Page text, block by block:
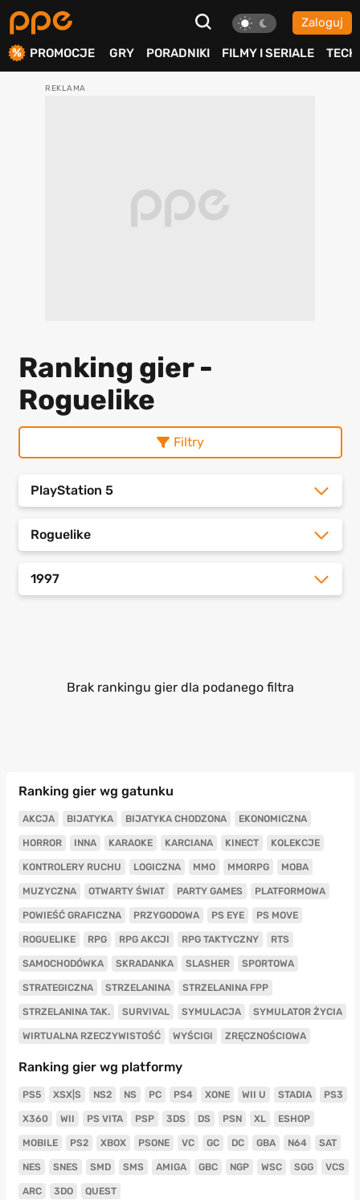
Zaloguj
PROMOCJE GRY PORADNIKI FILMY I SERIALE TECH
Ranking gier -
Roguelike
Filtry
PlayStation 5
Roguelike
1997
Brak rankingu gier dla podanego filtra
Ranking gier wg gatunku
AKCJA BIJATYKA BIJATYKA CHODZONA EKONOMICZNA
HORROR INNA KARAOKE KARCIANA KINECT KOLEKCJE
KONTROLERY RUCHU LOGICZNA MMO MMORPG MOBA
MUZYCZNA OTWARTY ŚWIAT PARTY GAMES PLATFORMOWA
POWIEŚĆ GRAFICZNA PRZYGODOWA PS EYE PS MOVE
ROGUELIKE RPG RPG AKCJI RPG TAKTYCZNY RTS
SAMOCHODÓWKA SKRADANKA SLASHER SPORTOWA
STRATEGICZNA STRZELANINA STRZELANINA FPP
STRZELANINA TAK. SURVIVAL SYMULACJA SYMULATOR ŻYCIA
WIRTUALNA RZECZYWISTOŚĆ WYŚCIGI ZRĘCZNOŚCIOWA
Ranking gier wg platformy
PS5 XSX|S NS2 NS PC PS4 XONE WII U STADIA PS3
X360 WII PS VITA PSP 3DS DS PSN XL ESHOP
MOBILE PS2 XBOX PSONE VC GC DC GBA N64 SAT
NES SNES SMD SMS AMIGA GBC NGP WSC SGG VCS
ARC 3DO QUEST